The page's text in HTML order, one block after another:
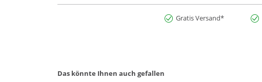
Gratis Versand*
Das könnte Ihnen auch gefallen